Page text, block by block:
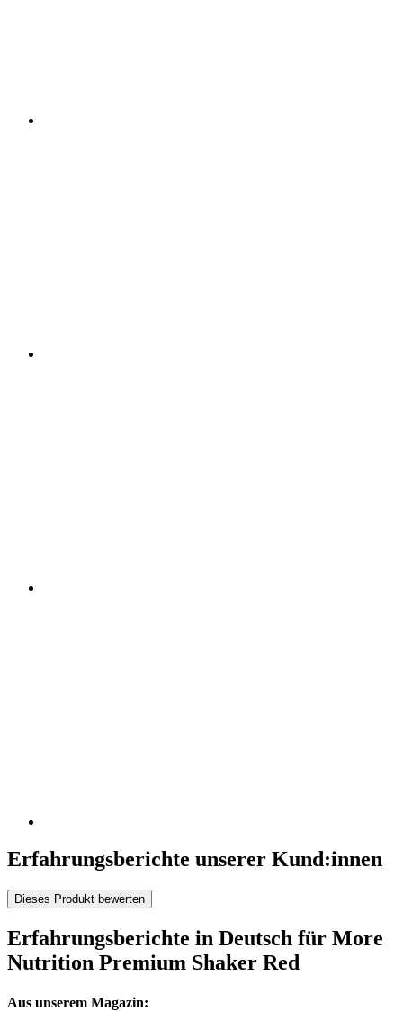
Erfahrungsberichte unserer Kund:innen
Dieses Produkt bewerten
Erfahrungsberichte in Deutsch für More
Nutrition Premium Shaker Red
Aus unserem Magazin: